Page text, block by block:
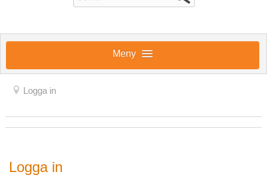
Meny
LOGGA IN
Logga in
Logga in